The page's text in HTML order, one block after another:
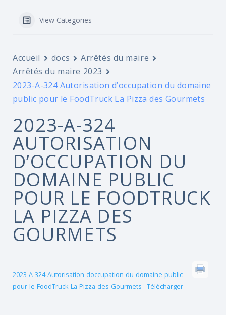
View Categories
Accueil docs
Arrêtés du maire
Arrêtés du maire 2023
2023-A-324 Autorisation d’occupation du domaine
public pour le FoodTruck La Pizza des Gourmets
2023-A-324
AUTORISATION
D’OCCUPATION DU
DOMAINE PUBLIC
POUR LE FOODTRUCK
LA PIZZA DES
GOURMETS
2023-A-324-Autorisation-doccupation-du-domaine-public-
pour-le-FoodTruck-La-Pizza-des-Gourmets
Télécharger